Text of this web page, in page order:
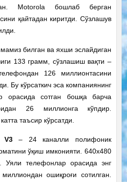
Motorola бошлаб берган
қайтадан киритди. Сўзлашув
билган ва яхши эслайдиган
133 грамм, сўзлашиш вақти –
126 миллионтасини
Бу кўрсаткич эса компаниянинг
орасида сотган бошқа барча
26 миллионга кўпдир.
таъсир кўрсатди.
V3– 24 каналли полифоник
ўқиш имконияти. 640х480
Уяли телефонлар орасида энг
ошиқроғи сотилган.